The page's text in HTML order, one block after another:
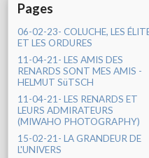
Pages
06-02-23- COLUCHE, LES
ET LES ORDURES
11-04-21- LES AMIS DES
RENARDS SONT MES AMIS -
HELMUT SüTSCH
11-04-21- LES RENARDS ET
LEURS ADMIRATEURS
(MIWAHO PHOTOGRAPHY)
15-02-21- LA GRANDEUR DE
L'UNIVERS